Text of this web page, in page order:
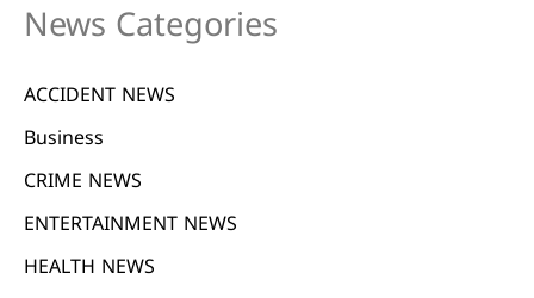
News Categories
ACCIDENT NEWS
Business
CRIME NEWS
ENTERTAINMENT NEWS
HEALTH NEWS